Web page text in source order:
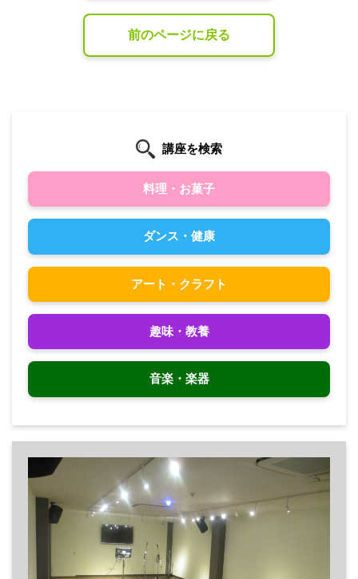
前のページに戻る
講座を検索
料理・お菓子
ダンス・健康
アート・クラフト
趣味・教養
音楽・楽器